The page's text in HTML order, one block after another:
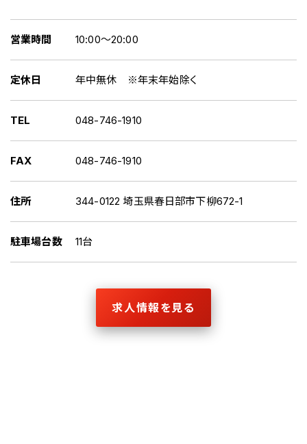
営業時間 10:00～20:00
定休日 年中無休 ※年末年始除く
TEL 048-746-1910
FAX 048-746-1910
住所 344-0122 埼玉県春日部市下柳672-1
駐車場台数 11台
求人情報を見る